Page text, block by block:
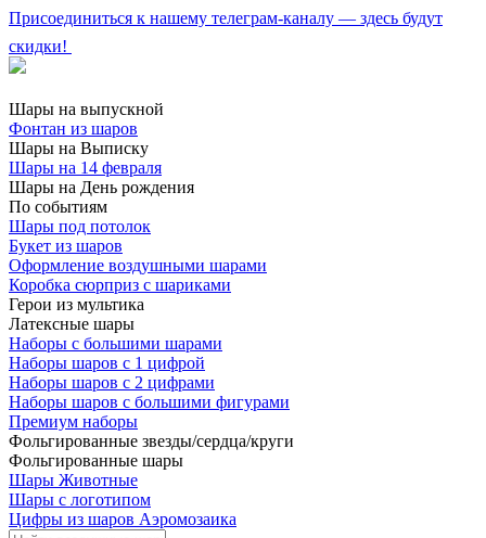
Присоединиться к нашему телеграм-каналу — здесь будут
скидки!
Шары на выпускной
Фонтан из шаров
Шары на Выписку
Шары на 14 февраля
Шары на День рождения
По событиям
Шары под потолок
Букет из шаров
Оформление воздушными шарами
Коробка сюрприз с шариками
Герои из мультика
Латексные шары
Наборы с большими шарами
Наборы шаров с 1 цифрой
Наборы шаров с 2 цифрами
Наборы шаров с большими фигурами
Премиум наборы
Фольгированные звезды/сердца/круги
Фольгированные шары
Шары Животные
Шары с логотипом
Цифры из шаров Аэромозаика